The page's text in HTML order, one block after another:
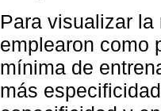
Para visualizar
emplearon como
mínima de
más